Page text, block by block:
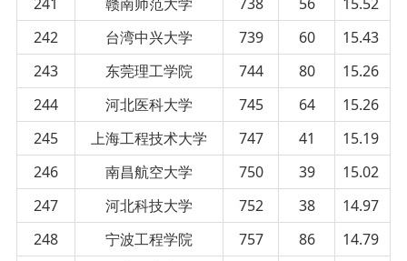
242
台湾中兴大学 739 60
15.43
243
东莞理工学院 744 80
15.26
244
河北医科大学 745 64
15.26
245
上海工程技术大学 747 41
15.19
246
南昌航空大学 750 39
15.02
247
河北科技大学 752 38
14.97
248
宁波工程学院 757 86
14.79